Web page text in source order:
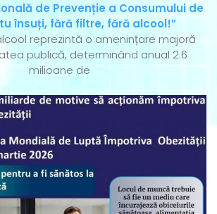
de Prevenție a Consumului de
însuți, fără filtre, fără alcool!”
reprezintă o amenințare majoră
publică, determinând anual 2.6
milioane de